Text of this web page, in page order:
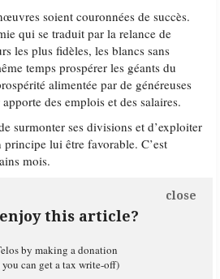
soient couronnées de succès.
qui se traduit par la relance de
les plus fidèles, les blancs sans
temps prospérer les géants du
alimentée par de généreuses
des emplois et des salaires.
surmonter ses divisions et d’exploiter
lui être favorable. C’est
mois.
this article?
close
by making a donation
can get a tax write-off)